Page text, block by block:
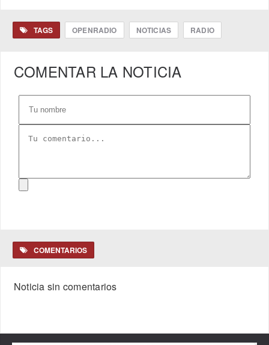
TAGS OPENRADIO NOTICIAS RADIO
COMENTAR LA NOTICIA
COMENTARIOS
Noticia sin comentarios